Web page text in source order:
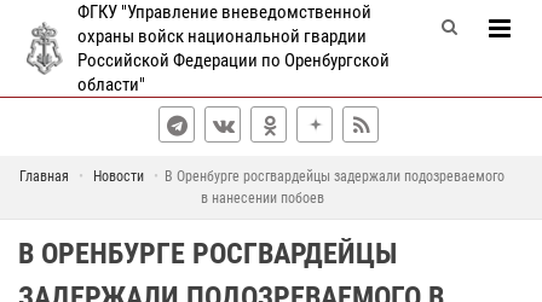
ФГКУ "Управление вневедомственной
охраны войск национальной гвардии
Российской Федерации по Оренбургской
области"
Главная Новости
В Оренбурге росгвардейцы задержали подозреваемого
в нанесении побоев
В ОРЕНБУРГЕ РОСГВАРДЕЙЦЫ